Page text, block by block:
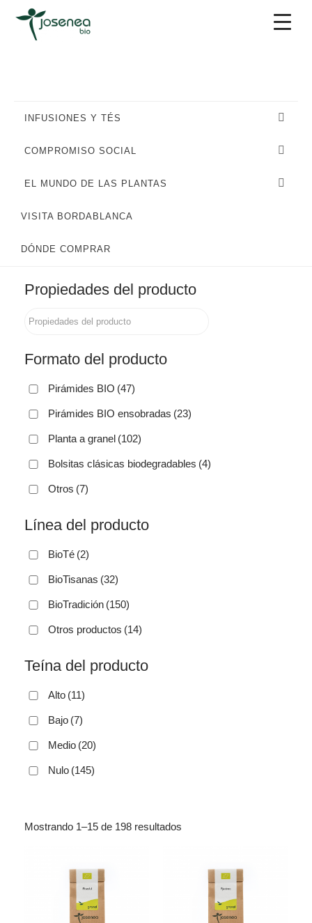
contenido
INFUSIONES Y TÉS
COMPROMISO SOCIAL
EL MUNDO DE LAS PLANTAS
VISITA BORDABLANCA
DÓNDE COMPRAR
Propiedades del producto
Formato del producto
Pirámides BIO (47)
Pirámides BIO ensobradas (23)
Planta a granel (102)
Bolsitas clásicas biodegradables (4)
Otros (7)
Línea del producto
BioTé (2)
BioTisanas (32)
BioTradición (150)
Otros productos (14)
Teína del producto
Alto (11)
Bajo (7)
Medio (20)
Nulo (145)
Mostrando 1–15 de 198 resultados